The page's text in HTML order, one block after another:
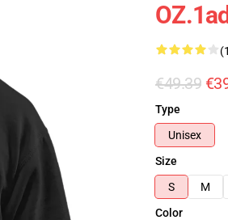
€49.39
Type
Unisex
Size
S
M
Color